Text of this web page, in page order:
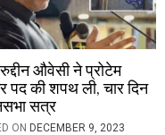
औवेसी ने प्रोटेम
पद की शपथ ली, चार दिन
सत्र
ONDECEMBER 9, 2023